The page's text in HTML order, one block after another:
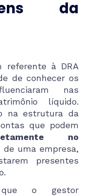
da
referente à DRA
de conhecer os
nas
líquido.
na estrutura da
que podem
no
de uma empresa,
presentes
o gestor